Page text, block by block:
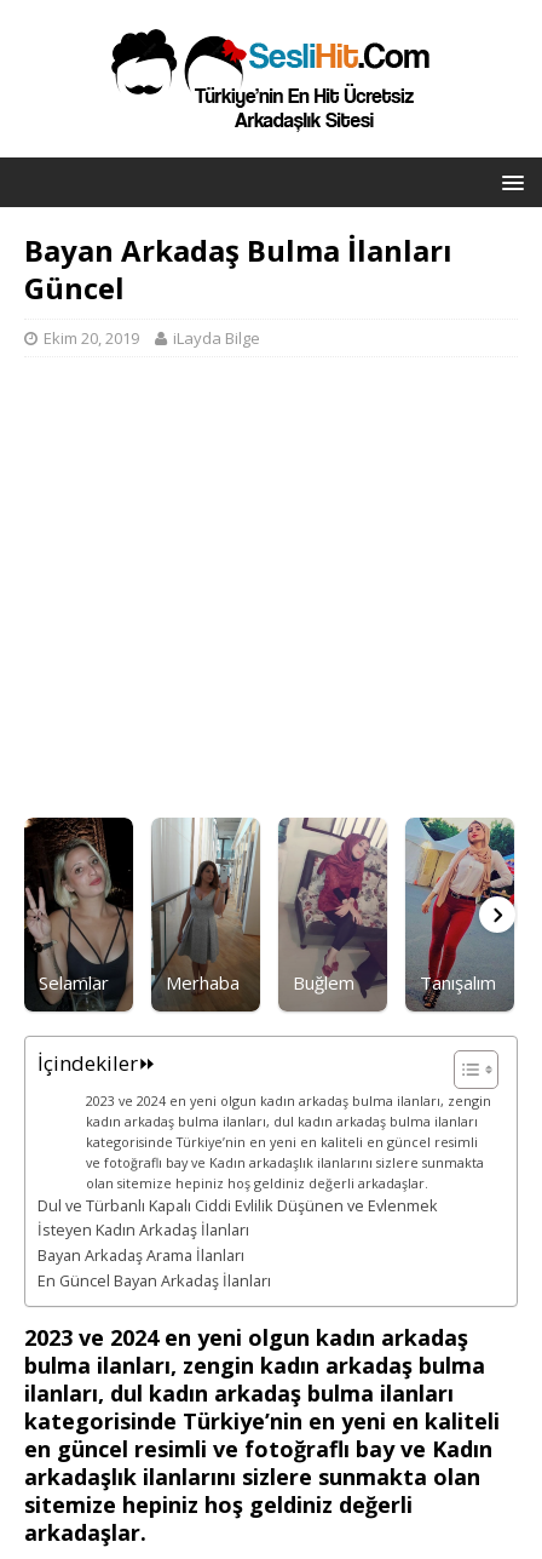
Bayan Arkadaş Bulma İlanları
Güncel
Ekim 20, 2019 iLayda Bilge
Selamlar Merhaba Buğlem Tanışalım
İçindekiler⏩
2023 ve 2024 en yeni olgun kadın arkadaş bulma ilanları, zengin
kadın arkadaş bulma ilanları, dul kadın arkadaş bulma ilanları
kategorisinde Türkiye’nin en yeni en kaliteli en güncel resimli
ve fotoğraflı bay ve Kadın arkadaşlık ilanlarını sizlere sunmakta
olan sitemize hepiniz hoş geldiniz değerli arkadaşlar.
Dul ve Türbanlı Kapalı Ciddi Evlilik Düşünen ve Evlenmek
İsteyen Kadın Arkadaş İlanları
Bayan Arkadaş Arama İlanları
En Güncel Bayan Arkadaş İlanları
2023 ve 2024 en yeni olgun kadın arkadaş
bulma ilanları, zengin kadın arkadaş bulma
ilanları, dul kadın arkadaş bulma ilanları
kategorisinde Türkiye’nin en yeni en kaliteli
en güncel resimli ve fotoğraflı bay ve Kadın
arkadaşlık ilanlarını sizlere sunmakta olan
sitemize hepiniz hoş geldiniz değerli
arkadaşlar.